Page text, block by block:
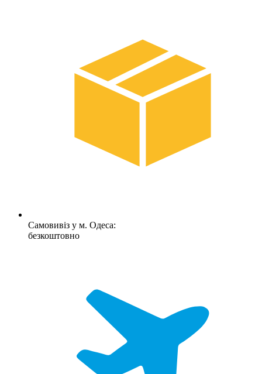
Самовивіз у м. Одеса:
безкоштовно